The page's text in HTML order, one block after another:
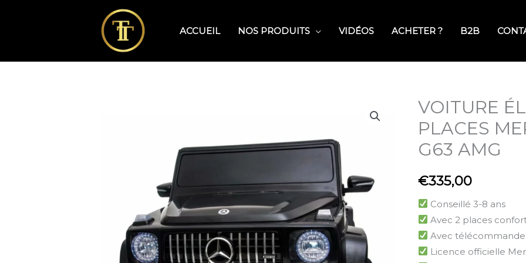
ACCUEIL NOS PRODUITS VIDÉOS ACHETER ? B2B
VOITURE
PLACES
G63 AMG
€335,00
Conseillé 3-8 ans
Avec 2 places
Avec
Licence officielle
quantité
de
VOITURE
ÉLECTRIQUE
PLACES
MERCEDES
BENZ
G63
AMG